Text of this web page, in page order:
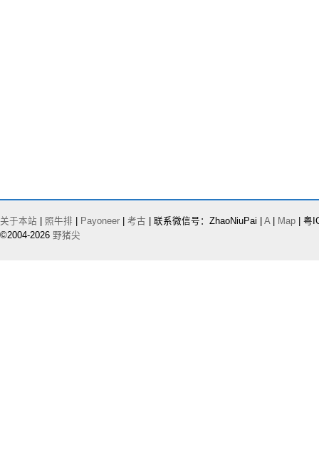
关于本站 照牛排 Payoneer 考古 | 联系微信号：ZhaoNiuPai | A| Map | 粤
©2004-2026 野猪尖